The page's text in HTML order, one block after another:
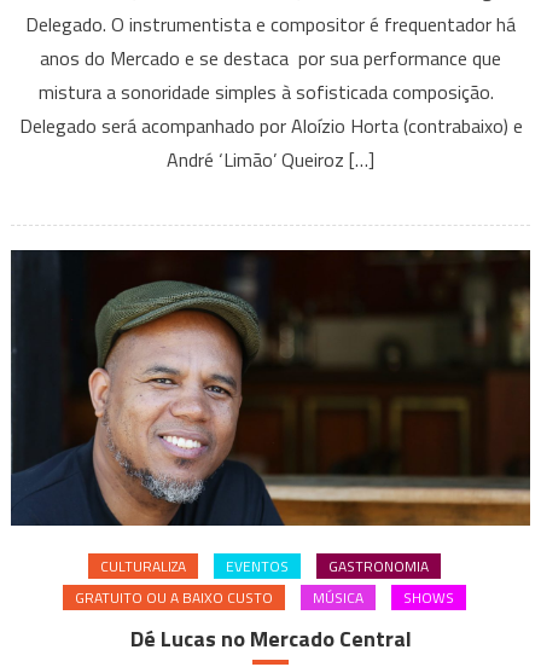
Festival
Cultural
do
Mercado
Delegado. O instrumentista e compositor é frequentador há
anos do Mercado e se destaca por sua performance que
mistura a sonoridade simples à sofisticada composição.
Delegado será acompanhado por Aloízio Horta (contrabaixo) e
André ‘Limão’ Queiroz […]
CULTURALIZA EVENTOS
GASTRONOMIA
GRATUITO OU A BAIXO CUSTO
MÚSICA SHOWS
Dé Lucas no Mercado Central